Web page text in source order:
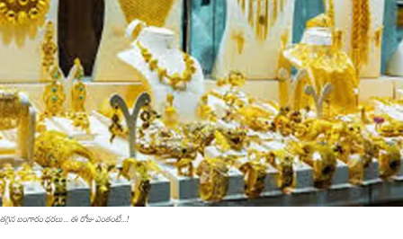
త‌గ్గిన బంగారం ధ‌ర‌లు... ఈ రోజు ఎంతంటే...!